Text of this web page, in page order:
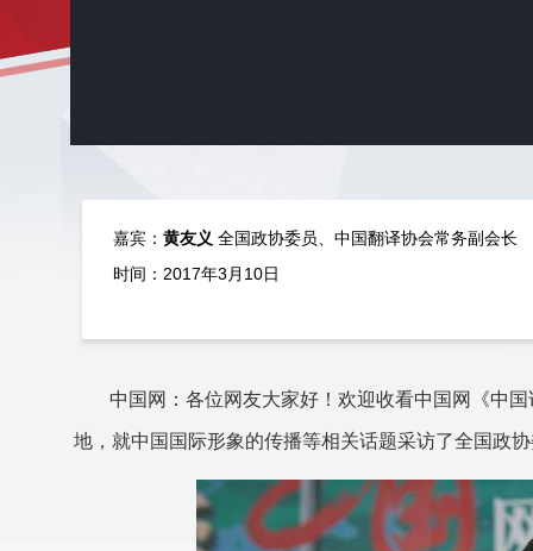
嘉宾： 黄友义 全国政协委员、中国翻译协会常务副会长
时间：2017年3月10日
中国网：各位网友大家好！欢迎收看中国网《中
地，就中国国际形象的传播等相关话题采访了全国政